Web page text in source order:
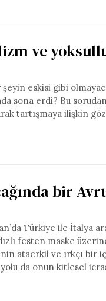
ve
eskisi gibi
sona erdi? Bu
tartışmaya ilişkin
bir
Türkiye ile İtalya
festen maske
ataerkil ve ırkçı bir
da onun kitlesel